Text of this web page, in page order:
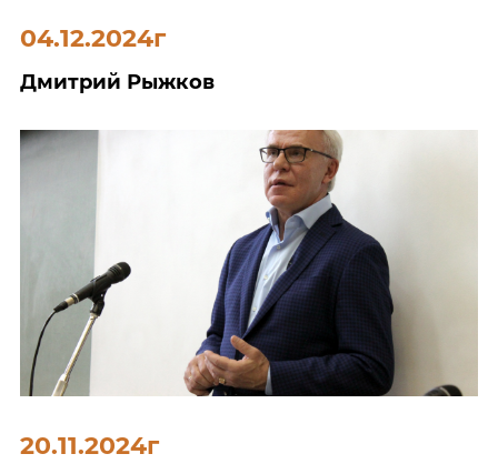
04.12.2024г
Дмитрий Рыжков
20.11.2024г